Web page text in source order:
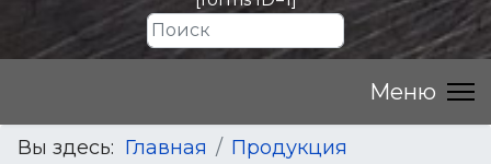
Вы здесь: Главная
Продукция